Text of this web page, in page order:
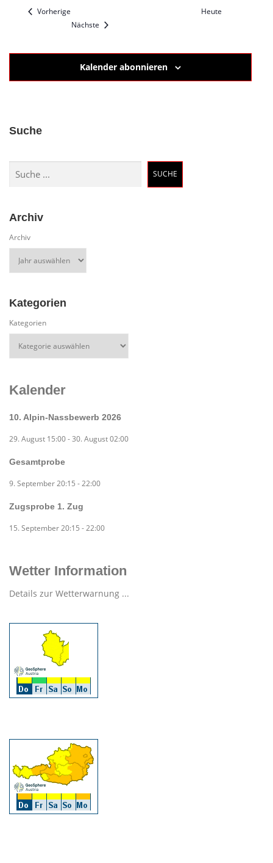
VorherigeVeranstaltungen
Heute
Nächste Veranstaltungen
Kalender abonnieren
Suche
SUCHE
Archiv
Archiv
Kategorien
Kategorien
Kalender
10. Alpin-Nassbewerb 2026
29. August 15:00-30. August 02:00
Gesamtprobe
9. September 20:15 -22:00
Zugsprobe 1. Zug
15. September 20:15 -22:00
Wetter Information
Details zur Wetterwarnung ...